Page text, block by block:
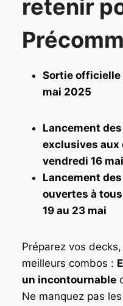
retenir
Sortie officielle
mai 2025
Lancement
exclusives aux
vendredi 16
Lancement
ouvertes à
19 au 23 mai
Préparez vos
meilleurs combos :
un incontournable
Ne manquez pas les